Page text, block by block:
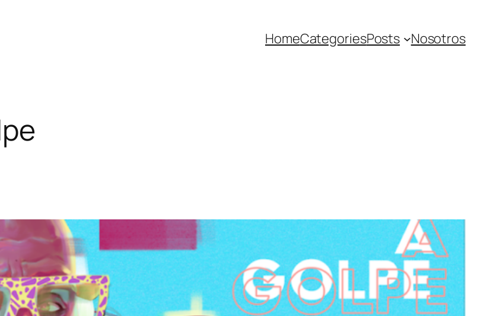
HomeCategoriesPosts Nosotros